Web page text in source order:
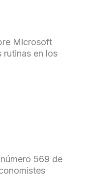
Microsoft
en los
569 de